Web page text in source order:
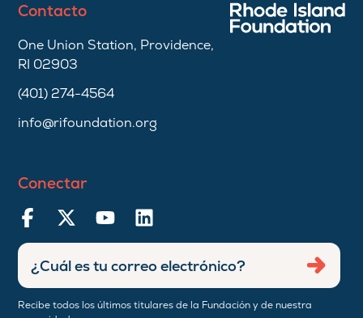
Contacto
One Union Station, Providence,
RI 02903
(401) 274-4564
info@rifoundation.org
Conectar
Recibe todos los últimos titulares de la Fundación y de nuestra
Ingresar
dirección
de
correo
Enviar